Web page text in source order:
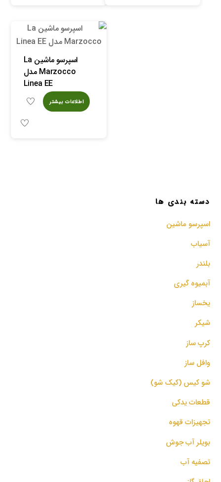
اسپرسو ماشین La
Marzocco مدل
Linea EE
اطلاعات بیشتر
دسته بندی ها
اسپرسو‌ ماشین
آسیاب
بلندر
آبمیوه گیری
یخساز
شیکر
کرپ ساز
وافل ساز
شو کیس (کیک شو)
قطعات یدکی
تجهیزات قهوه
بویلر آب جوش
تصفیه آب